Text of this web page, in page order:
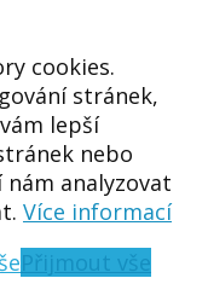
cookies.
stránek,
lepší
nebo
analyzovat
Více informací
Přijmout vše